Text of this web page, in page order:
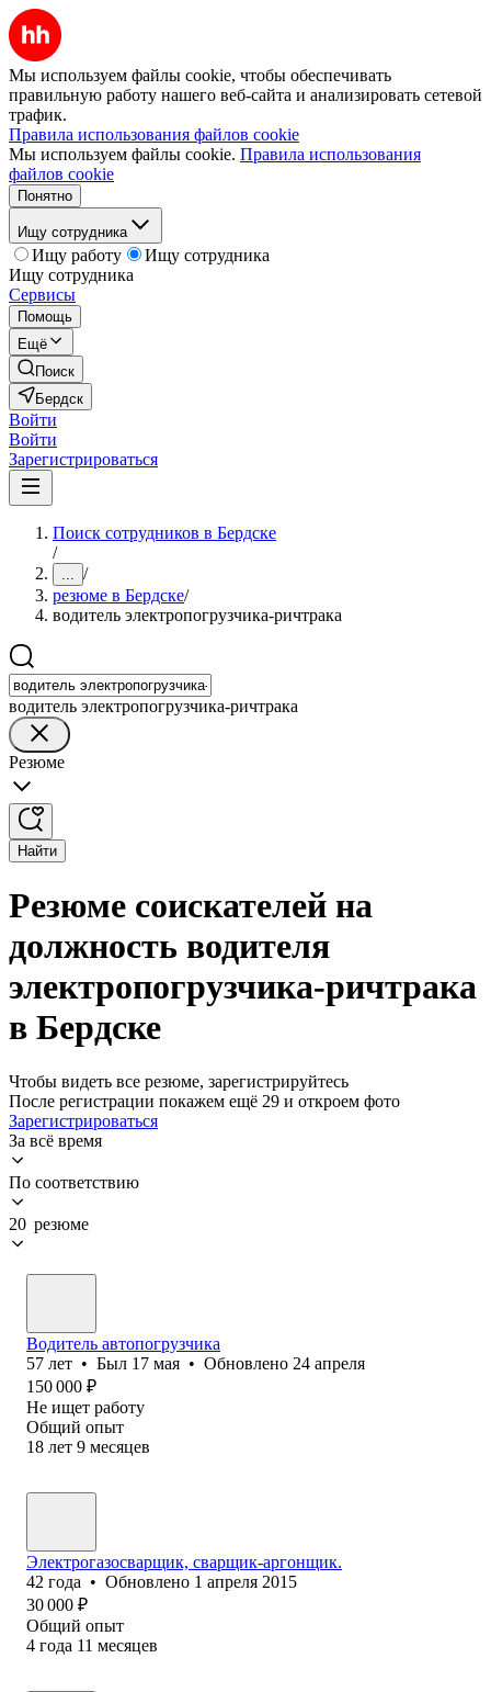
Мы используем файлы cookie, чтобы обеспечивать
правильную работу нашего веб-сайта и анализировать сетевой
трафик.
Правила использования файлов cookie
Мы используем файлы cookie. Правила использования
файлов cookie
Понятно
Ищу сотрудника
Ищу работу
Ищу сотрудника
Ищу сотрудника
Сервисы
Помощь
Ещё
Поиск
Бердск
Войти
Войти
Зарегистрироваться
Поиск сотрудников в Бердске
/
... /
резюме в Бердске/
водитель электропогрузчика-ричтрака
водитель электропогрузчика-ричтрака
Резюме
Найти
Резюме соискателей на
должность водителя
электропогрузчика-ричтрака
в Бердске
Чтобы видеть все резюме, зарегистрируйтесь
После регистрации покажем ещё 29 и откроем фото
Зарегистрироваться
За всё время
По соответствию
20 резюме
Водитель автопогрузчика
57 лет • Был 17 мая • Обновлено 24 апреля
150 000 ₽
Не ищет работу
Общий опыт
18 лет 9 месяцев
Электрогазосварщик, сварщик-аргонщик.
42 года • Обновлено 1 апреля 2015
30 000 ₽
Общий опыт
4 года 11 месяцев